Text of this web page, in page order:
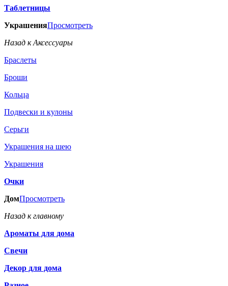
Таблетницы
УкрашенияПросмотреть
Назад к Аксессуары
Браслеты
Броши
Кольца
Подвески и кулоны
Серьги
Украшения на шею
Украшения
Очки
ДомПросмотреть
Назад к главному
Ароматы для дома
Свечи
Декор для дома